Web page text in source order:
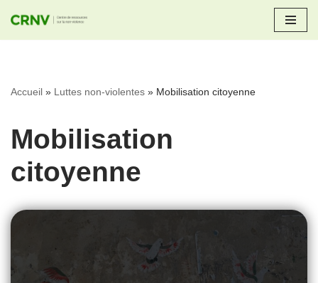
Aller
Accueil » Luttes non-violentes » Mobilisation citoyenne
Mobilisation
citoyenne